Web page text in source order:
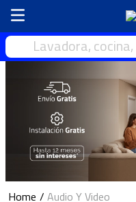
Lavadora, cocina, TV…
Audio Y Video